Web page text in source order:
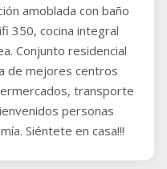
amoblada con baño
350, cocina integral
Conjunto residencial
de mejores centros
transporte
personas
Siéntete en casa!!!